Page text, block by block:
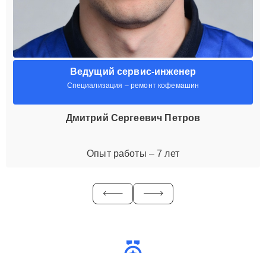
Ведущий сервис-инженер
Специализация – ремонт кофемашин
Дмитрий Сергеевич Петров
Опыт работы – 7 лет